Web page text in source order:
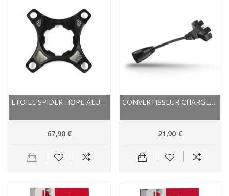
ETOILE SPIDER HOPE ALU VTT DUAL RING 104X64...
67,90 €
CONVERTISSEUR CHARGEUR BATTERIE BOSCH PRISE 3...
21,90 €